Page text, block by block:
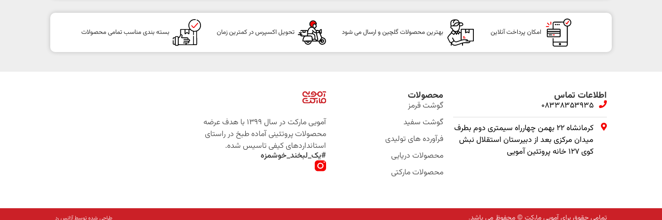
امکان پرداخت آنلاین بهترین محصولات گلچین و ارسال می شود تحویل اکسپرس در کمترین زمان بسته بندی مناسب تمامی محصولات
اطلاعات تماس
08338353935
کرمانشاه ۲۲ بهمن چهارراه سیمتری دوم بطرف
میدان مرکزی بعد از دبیرستان استقلال نبش
کوی ۱۲۷ خانه پروتئین آمویی
محصولات
گوشت قرمز
گوشت سفید
فرآورده های تولیدی
محصولات دریایی
محصولات مارکتی
آمویی مارکت در سال 1399 با هدف عرضه
محصولات پروتئینی آماده طبخ در راستای
استانداردهای کیفی تاسیس شده.
#یک_لبخند_خوشمزه
طراحی شده توسط آژانس رِد